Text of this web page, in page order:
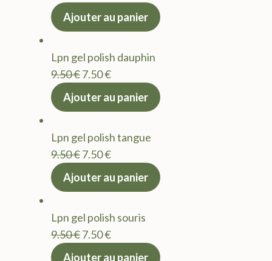
prix
9.50 €.
actuel
7.50 €.
Ajouter au panier
Lpn gel polish dauphin
9.50€Le
prix
9.50 €.
7.50€Le
actuel
7.50 €.
Ajouter au panier
Lpn gel polish tangue
9.50€Le
prix
9.50 €.
7.50€Le
actuel
7.50 €.
Ajouter au panier
Lpn gel polish souris
9.50€Le
prix
7.50€Le
Ajouter au panier